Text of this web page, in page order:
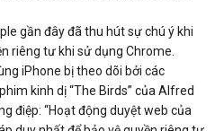
gần đây đã thu hút sự chú ý khi
riêng tư khi sử dụng Chrome.
iPhone bị theo dõi bởi các
kinh dị “The Birds” của Alfred
điệp: “Hoạt động duyệt web của